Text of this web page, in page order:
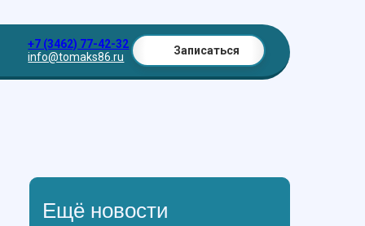
+7 (3462) 77-42-32
info@tomaks86.ru
Записаться
Ещё новости